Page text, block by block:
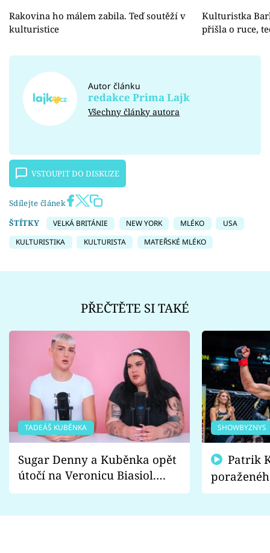
Rakovina ho málem zabila. Teď soutěží v
kulturistice
Kulturistka
přišla o ruce,
Autor článku
redakce Prima Lajk
Všechny články autora
VSTOUPIT DO DISKUZE
Sdílejte článek
ŠTÍTKY
VELKÁ BRITÁNIE NEW YORK MLÉKO
USA
KULTURISTIKA
KULTURISTA MATEŘSKÉ MLÉKO
PŘEČTĚTE SI TAKÉ
TADEÁŠ KUBĚNKA
Sugar Denny a Kuběnka opět
útočí na Veronicu Biasiol.
Proč je podle nich falešná a
SHOWBYZNYS
fanoušci